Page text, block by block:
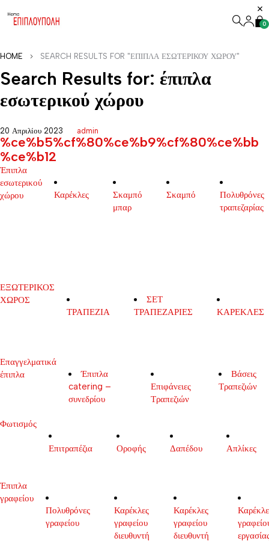
0
HOME SEARCH RESULTS FOR "ΈΠΙΠΛΑ ΕΣΩΤΕΡΙΚΟΎ ΧΏΡΟΥ"
Search Results for: έπιπλα
εσωτερικού χώρου
20 Απριλίου 2023 admin
%ce%b5%cf%80%ce%b9%cf%80%ce%bb
%ce%b12
Έπιπλα
εσωτερικού
χώρου
Καρέκλες
Σκαμπό
μπαρ
Σκαμπό
Πολυθρόνες
τραπεζαρίας
ΕΞΩΤΕΡΙΚΟΣ
ΧΩΡΟΣ
ΤΡΑΠΕΖΙΑ
ΣΕΤ
ΤΡΑΠΕΖΑΡΙΕΣ
ΚΑΡΕΚΛΕΣ
Επαγγελματικά
έπιπλα
Έπιπλα
catering –
συνεδρίου
Επιφάνειες
Τραπεζιών
Βάσεις
Τραπεζιών
Φωτισμός
Επιτραπέζια Οροφής Δαπέδου Απλίκες
Έπιπλα
γραφείου
Πολυθρόνες
γραφείου
Καρέκλες
γραφείου
διευθυντή
Καρέκλες
γραφείου
διευθυντή